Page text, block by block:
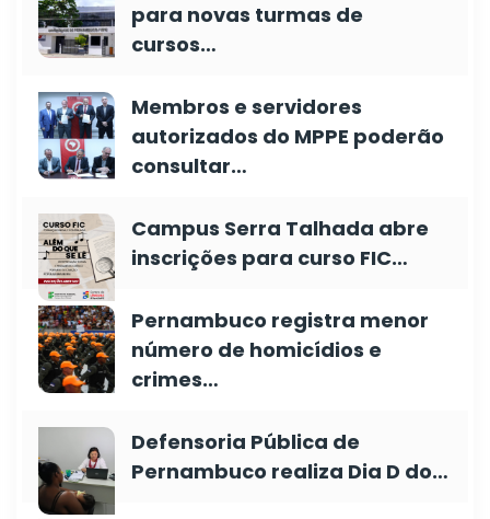
para novas turmas de
cursos…
Membros e servidores
autorizados do MPPE poderão
consultar…
Campus Serra Talhada abre
inscrições para curso FIC…
Pernambuco registra menor
número de homicídios e
crimes…
Defensoria Pública de
Pernambuco realiza Dia D do…